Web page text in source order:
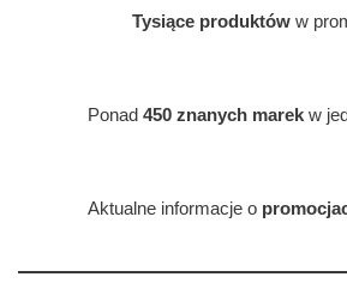
Tysiące produktów w
Ponad 450 znanych marek w
Aktualne informacje o